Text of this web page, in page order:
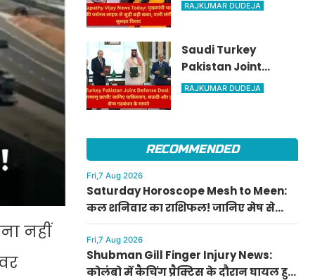
नहीं
संगीता संग सुलझा
विवाद
RAJKUMAR DUDEJA
Saudi Turkey
Pakistan Joint
Defense Deal: तुर्की
गठबंधन के मायने
RAJKUMAR DUDEJA
RECOMMENDED
Fri,7 Aug 2026
Saturday Horoscope Mesh to Meen:
कल शनिवार का राशिफल! जानिए मेष से
मीन राशि वालों के लिए कैसा रहेगा दिन, किसे
मिलेगा आर्थिक लाभ
Fri,7 Aug 2026
Shubman Gill Finger Injury News:
कोलंबो में कैचिंग प्रैक्टिस के दौरान घायल हुए